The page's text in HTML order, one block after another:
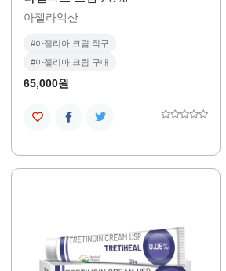
아젤라익산
#아젤리아 크림 직구
#아젤리아 크림 구매
65,000원